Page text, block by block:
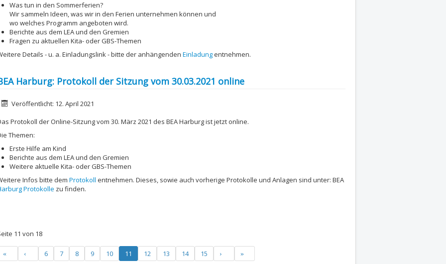
Was tun in den Sommerferien?
Wir sammeln Ideen, was wir in den Ferien unternehmen können und
wo welches Programm angeboten wird.
Berichte aus dem LEA und den Gremien
Fragen zu aktuellen Kita- oder GBS-Themen
Details - u. a. Einladungslink - bitte der anhängenden Einladungentnehmen.
Harburg: Protokoll der Sitzung vom 30.03.2021 online
Veröffentlicht: 12. April 2021
Protokoll der Online-Sitzung vom 30. März 2021 des BEA Harburg ist jetzt online.
Themen:
Erste Hilfe am Kind
Berichte aus dem LEA und den Gremien
Weitere aktuelle Kita- oder GBS-Themen
Infos bitte dem Protokoll entnehmen. Dieses, sowie auch vorherige Protokolle und Anlagen sind unter: BEA
Protokolle zu finden.
11 von 18
6 7 8 9 10 11 12 13 14 15